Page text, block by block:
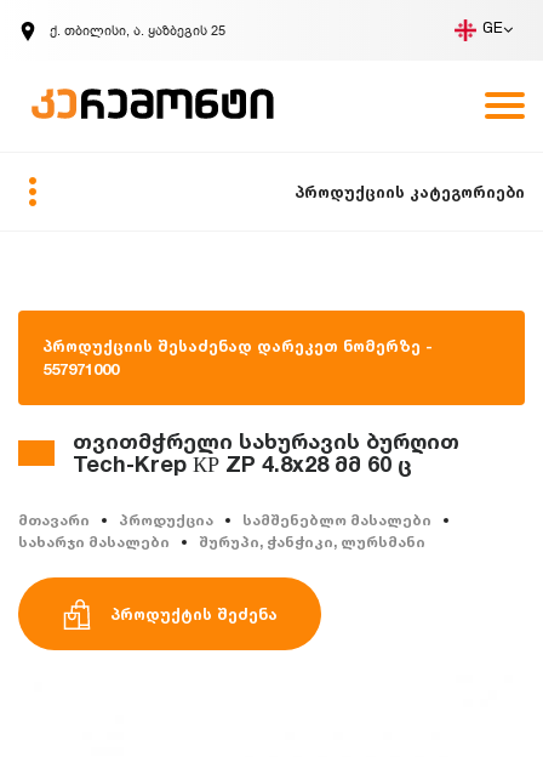
ქ. თბილისი, ა. ყაზბეგის 25 GE
ზარის მოთხოვნა
პროდუქციის კატეგორიები
პროდუქციის შესაძენად დარეკეთ ნომერზე -
557971000
თვითმჭრელი სახურავის ბურღით
Tech-Krep КР ZP 4.8x28 მმ 60 ც
მთავარი პროდუქცია
სამშენებლო მასალები
სახარჯი მასალები
შურუპი, ჭანჭიკი, ლურსმანი
პროდუქტის შეძენა